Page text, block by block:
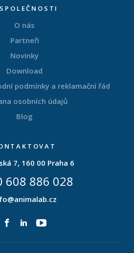
O nás
Partneři
Novinky
Download
podmínky a reklamační řád
osobních údajů
Blog
7, 160 00 Praha 6
608 886 028